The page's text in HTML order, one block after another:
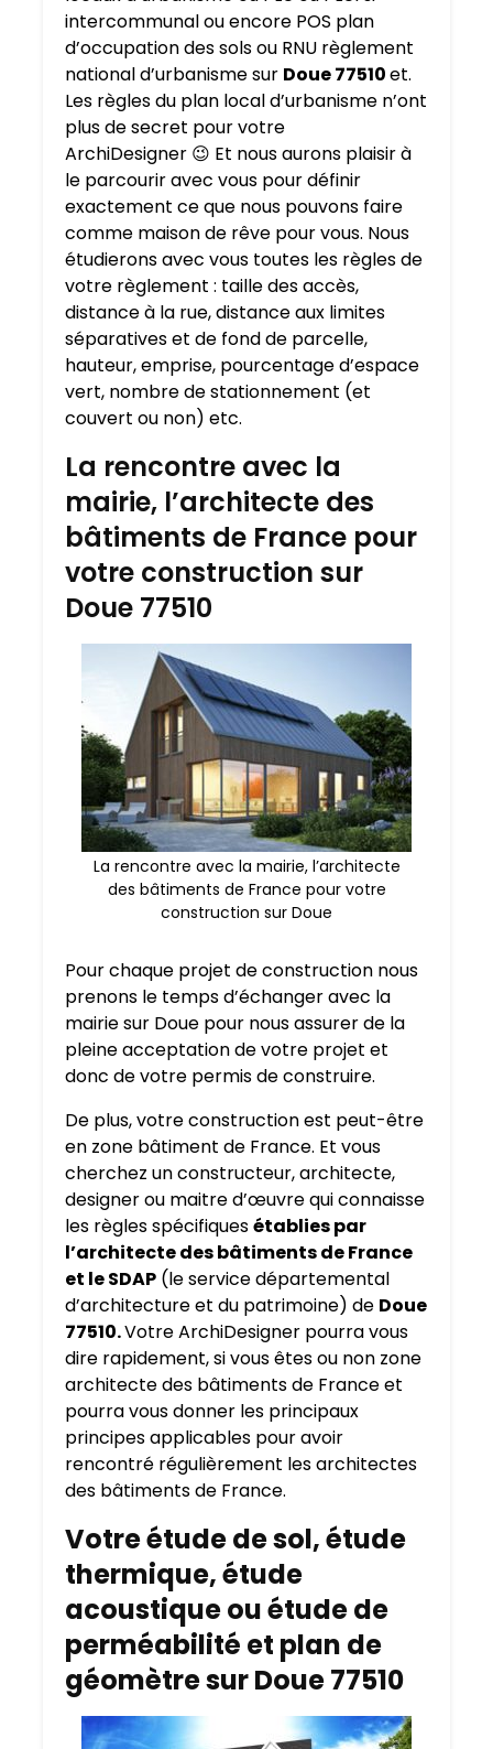
intercommunal ou encore POS plan
d’occupation des sols ou RNU règlement
national d’urbanisme sur Doue 77510et.
Les règles du plan local d’urbanisme n’ont
plus de secret pour votre
ArchiDesigner 😉 Et nous aurons plaisir à
le parcourir avec vous pour définir
exactement ce que nous pouvons faire
comme maison de rêve pour vous. Nous
étudierons avec vous toutes les règles de
votre règlement : taille des accès,
distance à la rue, distance aux limites
séparatives et de fond de parcelle,
hauteur, emprise, pourcentage d’espace
vert, nombre de stationnement (et
couvert ou non) etc.
La rencontre avec la
mairie, l’architecte des
bâtiments de France pour
votre construction sur
Doue 77510
La rencontre avec la mairie, l’architecte
des bâtiments de France pour votre
construction sur Doue
Pour chaque projet de construction nous
prenons le temps d’échanger avec la
mairie sur Doue pour nous assurer de la
pleine acceptation de votre projet et
donc de votre permis de construire.
De plus, votre construction est peut-être
en zone bâtiment de France. Et vous
cherchez un constructeur, architecte,
designer ou maitre d’œuvre qui connaisse
les règles spécifiquesétablies par
l’architecte des bâtiments de France
et le SDAP (le service départemental
d’architecture et du patrimoine) de Doue
77510.Votre ArchiDesigner pourra vous
dire rapidement, si vous êtes ou non zone
architecte des bâtiments de France et
pourra vous donner les principaux
principes applicables pour avoir
rencontré régulièrement les architectes
des bâtiments de France.
Votre étude de sol, étude
thermique, étude
acoustique ou étude de
perméabilité et plan de
géomètre sur Doue 77510